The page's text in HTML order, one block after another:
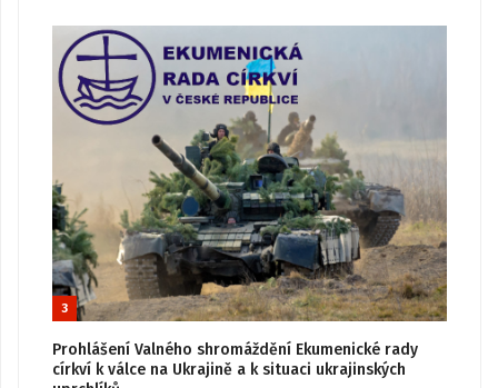
3
Prohlášení Valného shromáždění Ekumenické rady
církví k válce na Ukrajině a k situaci ukrajinských